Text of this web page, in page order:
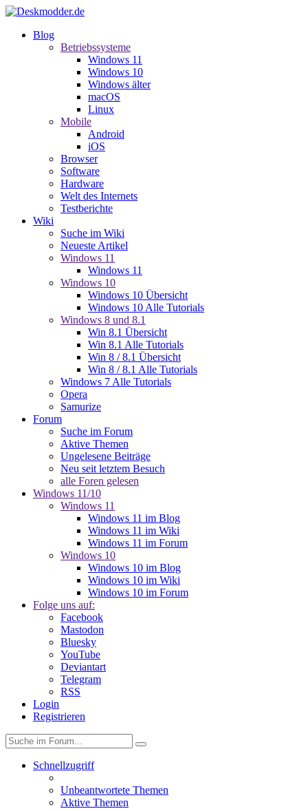
Blog
Betriebssysteme
Windows 11
Windows 10
Windows älter
macOS
Linux
Mobile
Android
iOS
Browser
Software
Hardware
Welt des Internets
Testberichte
Wiki
Suche im Wiki
Neueste Artikel
Windows 11
Windows 11
Windows 10
Windows 10 Übersicht
Windows 10 Alle Tutorials
Windows 8 und 8.1
Win 8.1 Übersicht
Win 8.1 Alle Tutorials
Win 8 / 8.1 Übersicht
Win 8 / 8.1 Alle Tutorials
Windows 7 Alle Tutorials
Opera
Samurize
Forum
Suche im Forum
Aktive Themen
Ungelesene Beiträge
Neu seit letztem Besuch
alle Foren gelesen
Windows 11/10
Windows 11
Windows 11 im Blog
Windows 11 im Wiki
Windows 11 im Forum
Windows 10
Windows 10 im Blog
Windows 10 im Wiki
Windows 10 im Forum
Folge uns auf:
Facebook
Mastodon
Bluesky
YouTube
Deviantart
Telegram
RSS
Login
Registrieren
Schnellzugriff
Unbeantwortete Themen
Aktive Themen